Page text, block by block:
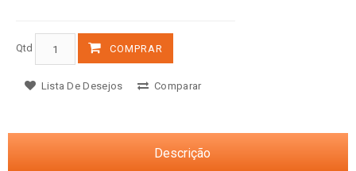
Qtd COMPRAR
Lista De Desejos Comparar
Descrição